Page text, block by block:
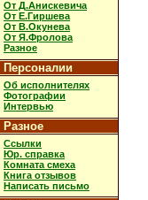
От Д.Анискевича
От Е.Гиршева
От В.Окунева
От Я.Фролова
Разное
Персоналии
Об исполнителях
Фотографии
Интервью
Разное
Ссылки
Юр. справка
Комната смеха
Книга отзывов
Написать письмо